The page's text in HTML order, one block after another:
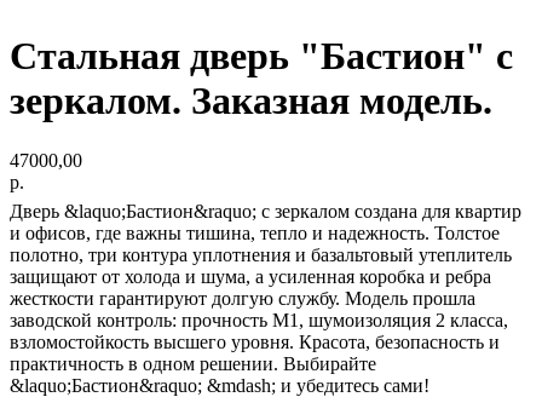
Стальная дверь "Бастион" с
зеркалом. Заказная модель.
47000,00
р.
Дверь &laquo;Бастион&raquo; с зеркалом создана для квартир
и офисов, где важны тишина, тепло и надежность. Толстое
полотно, три контура уплотнения и базальтовый утеплитель
защищают от холода и шума, а усиленная коробка и ребра
жесткости гарантируют долгую службу. Модель прошла
заводской контроль: прочность М1, шумоизоляция 2 класса,
взломостойкость высшего уровня. Красота, безопасность и
практичность в одном решении. Выбирайте
&laquo;Бастион&raquo; &mdash; и убедитесь сами!